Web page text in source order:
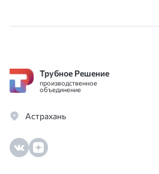
Трубное Решение
производственное
объединение
Астрахань